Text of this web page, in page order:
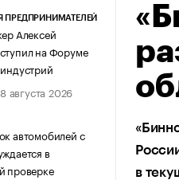
Алексей
на Форуме
8 августа 2026
автомобилей с
в
проверке
в